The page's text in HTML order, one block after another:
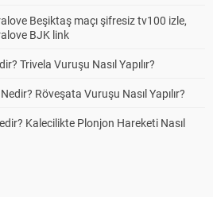
Beşiktaş maçı şifresiz tv100 izle,
BJK link
Trivela Vuruşu Nasıl Yapılır?
Röveşata Vuruşu Nasıl Yapılır?
Kalecilikte Plonjon Hareketi Nasıl